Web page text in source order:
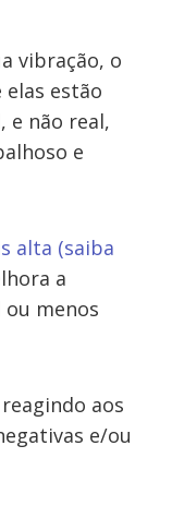
vibração, o
estão
e não real,
e
alta (saiba
a
menos
aos
e/ou